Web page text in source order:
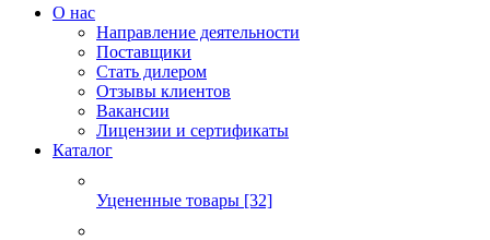
О нас
Направление деятельности
Поставщики
Стать дилером
Отзывы клиентов
Вакансии
Лицензии и сертификаты
Каталог
Уцененные товары [32]